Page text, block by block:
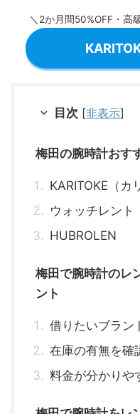
＼2か月間50%OFF・高
目次 [非表示]
梅田の腕時計おす
KARITOKE（カ
ウォッチレント
HUBROLEN
梅田で腕時計のレ
ント
借りたいブラン
在庫の有無を確
料金が分かりや